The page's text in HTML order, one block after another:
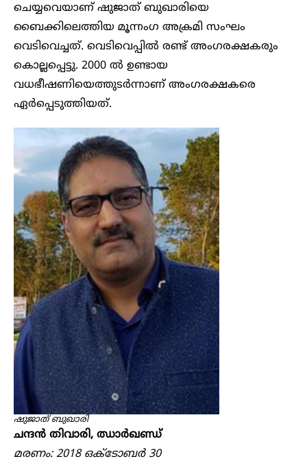
ചെയ്യവെയാണ് ഷുജാത് ബുഖാരിയെ
ബൈക്കിലെത്തിയ മൂന്നംഗ അക്രമി സംഘം
വെടിവെച്ചത്. വെടിവെപ്പില്‍ രണ്ട് അംഗരക്ഷകരും
കൊല്ലപ്പെട്ടു. 2000 ൽ ഉണ്ടായ
വധഭീഷണിയെത്തുടർന്നാണ് അംഗരക്ഷകരെ
ഏർപ്പെടുത്തിയത്.
ഷുജാത് ബുഖാരി
ചന്ദൻ തിവാരി, ഝാർഖണ്ഡ്
മരണം: 2018 ഒക്ടോബർ 30